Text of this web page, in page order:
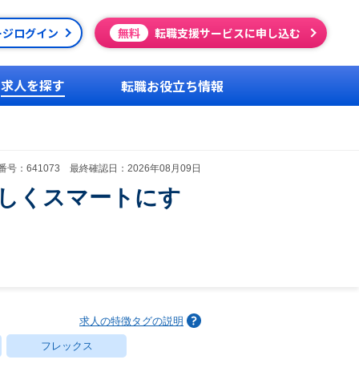
ログイン 無料 転職支援サービスに申し込む
求人を探す 転職お役立ち情報
号：641073 最終確認日：2026年08月09日
くスマートにす
求人の特徴タグの説明
フレックス